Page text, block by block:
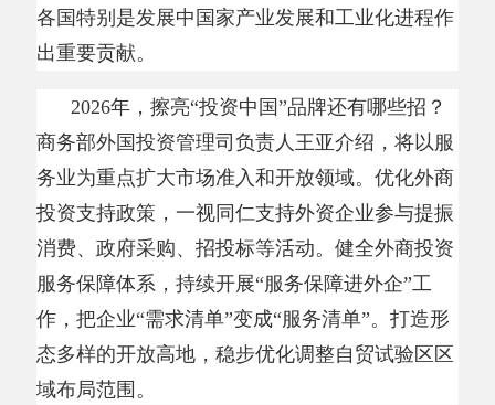
多双边合作成效显著。中美经贸磋商取得积
前我国已与31个国家和地区签署24个自贸协定，
自贸伙伴占货物贸易总额的45%。中方宣布在世
贸组织当前和未来谈判中不寻求新的特殊和差别
待遇，推动联合国多家机构、APEC、上合、金
砖国家、G20等达成务实经贸发展成果，中国发
个国家和国际组织参与，促进合作共赢。
“一带一路”经贸合作走深走实。2025年，我
国与共建国家货物贸易额达23.6万亿元，同比增